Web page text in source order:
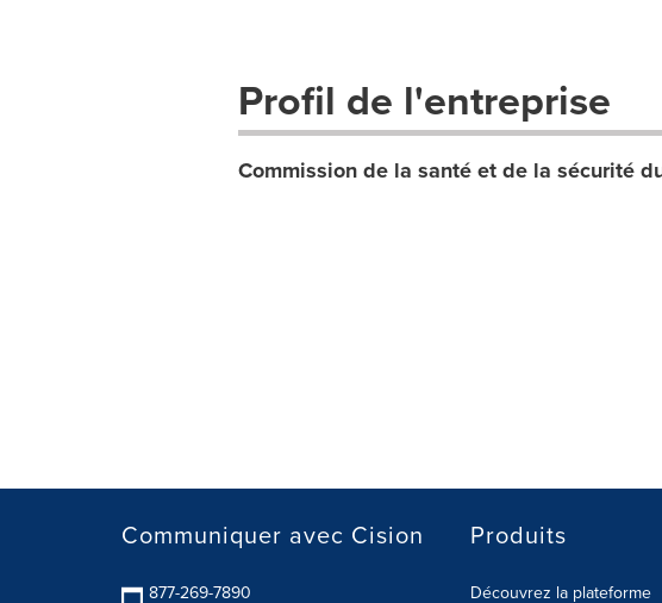
Profil de l'entreprise
Commission de la santé et de la sécurité
Communiquer avec Cision
877-269-7890
Produits
Découvrez la plateforme